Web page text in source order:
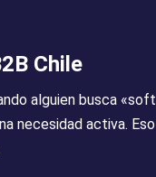
Chile
alguien busca
necesidad activa.